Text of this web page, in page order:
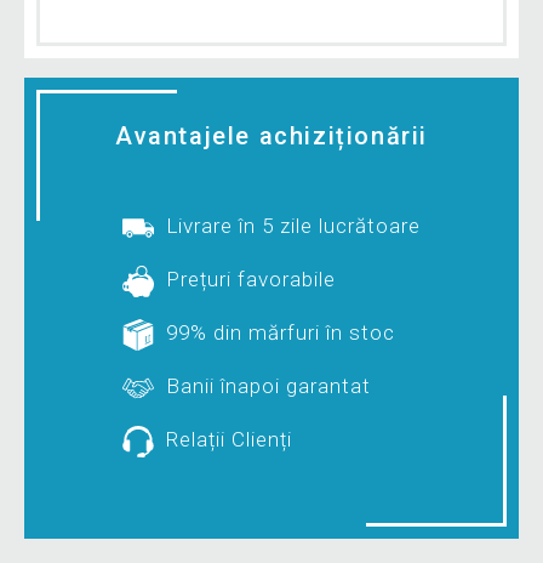
Avantajele achiziționării
Livrare în 5 zile lucrătoare
Prețuri favorabile
99% din mărfuri în stoc
Banii înapoi garantat
Relații Clienți